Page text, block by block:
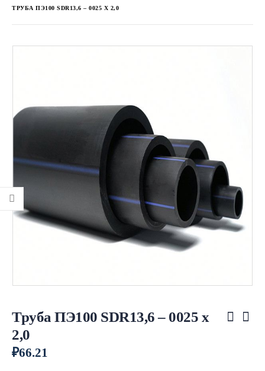
ТРУБА ПЭ100 SDR13,6 – 0025 Х 2,0
Труба ПЭ100 SDR13,6 – 0025 х
2,0
₽66.21